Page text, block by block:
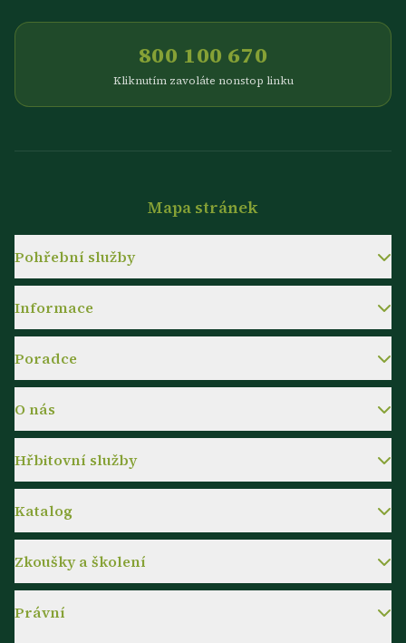
800 100 670
Kliknutím zavoláte nonstop linku
Mapa stránek
Pohřební služby
Informace
Poradce
O nás
Hřbitovní služby
Katalog
Zkoušky a školení
Právní